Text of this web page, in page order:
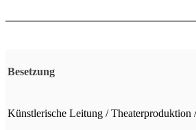
Besetzung
Künstlerische Leitung / Theaterproduktion